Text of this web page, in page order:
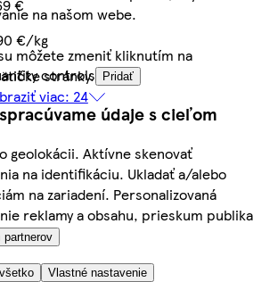
na našom webe.
môžete zmeniť kliknutím na
stránky.
údaje s cieľom
geolokácii. Aktívne skenovať
na identifikáciu. Ukladať a/alebo
na zariadení. Personalizovaná
reklamy a obsahu, prieskum publika
partnerov
Vlastné nastavenie
€
€/kg
controls
Pridať
viac: 24